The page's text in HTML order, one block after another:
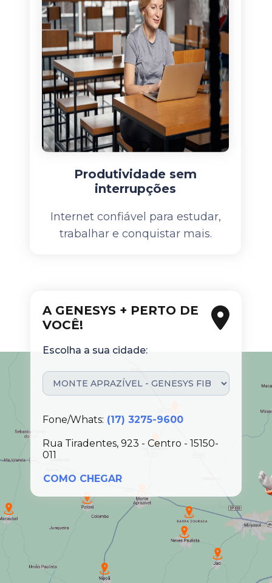
Produtividade sem
interrupções
Internet confiável para estudar,
trabalhar e conquistar mais.
A GENESYS + PERTO DE
VOCÊ!
Escolha a sua cidade:
Fone/Whats: (17) 3275-9600
Rua Tiradentes, 923 - Centro - 15150-
011
COMO CHEGAR